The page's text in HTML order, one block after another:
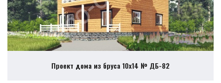
Проект дома из бруса 10х14 № ДБ-82